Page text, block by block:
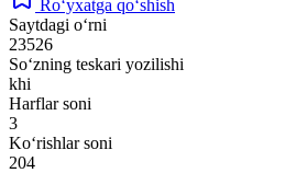
Ro‘yxatga qo‘shish
Saytdagi o‘rni
23526
So‘zning teskari yozilishi
khi
Harflar soni
3
Ko‘rishlar soni
204